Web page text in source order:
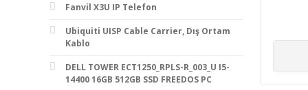
Fanvil X3U IP Telefon
Ubiquiti UISP Cable Carrier, Dış Ortam
Kablo
DELL TOWER ECT1250_RPLS-R_003_U I5-
14400 16GB 512GB SSD FREEDOS PC